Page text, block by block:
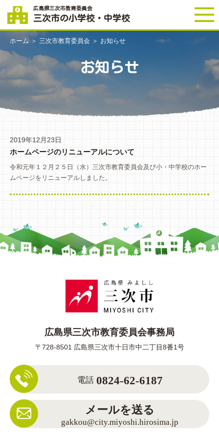
広島県三次市教育委員会
三次市の小学校・中学校
ホーム ＞ 三次市教育委員会 ＞ お知らせ
お知らせ
2019年12月23日
ホームページのリニューアルについて
令和元年１２月２５日（水）三次市教育委員会及び小・中学校のホー
ムページをリニューアルしました。
広島県三次市教育委員会事務局
〒728-8501 広島県三次市十日市中二丁目8番1号
電話 0824-62-6187
メールを送る
gakkou@city.miyoshi.hirosima.jp